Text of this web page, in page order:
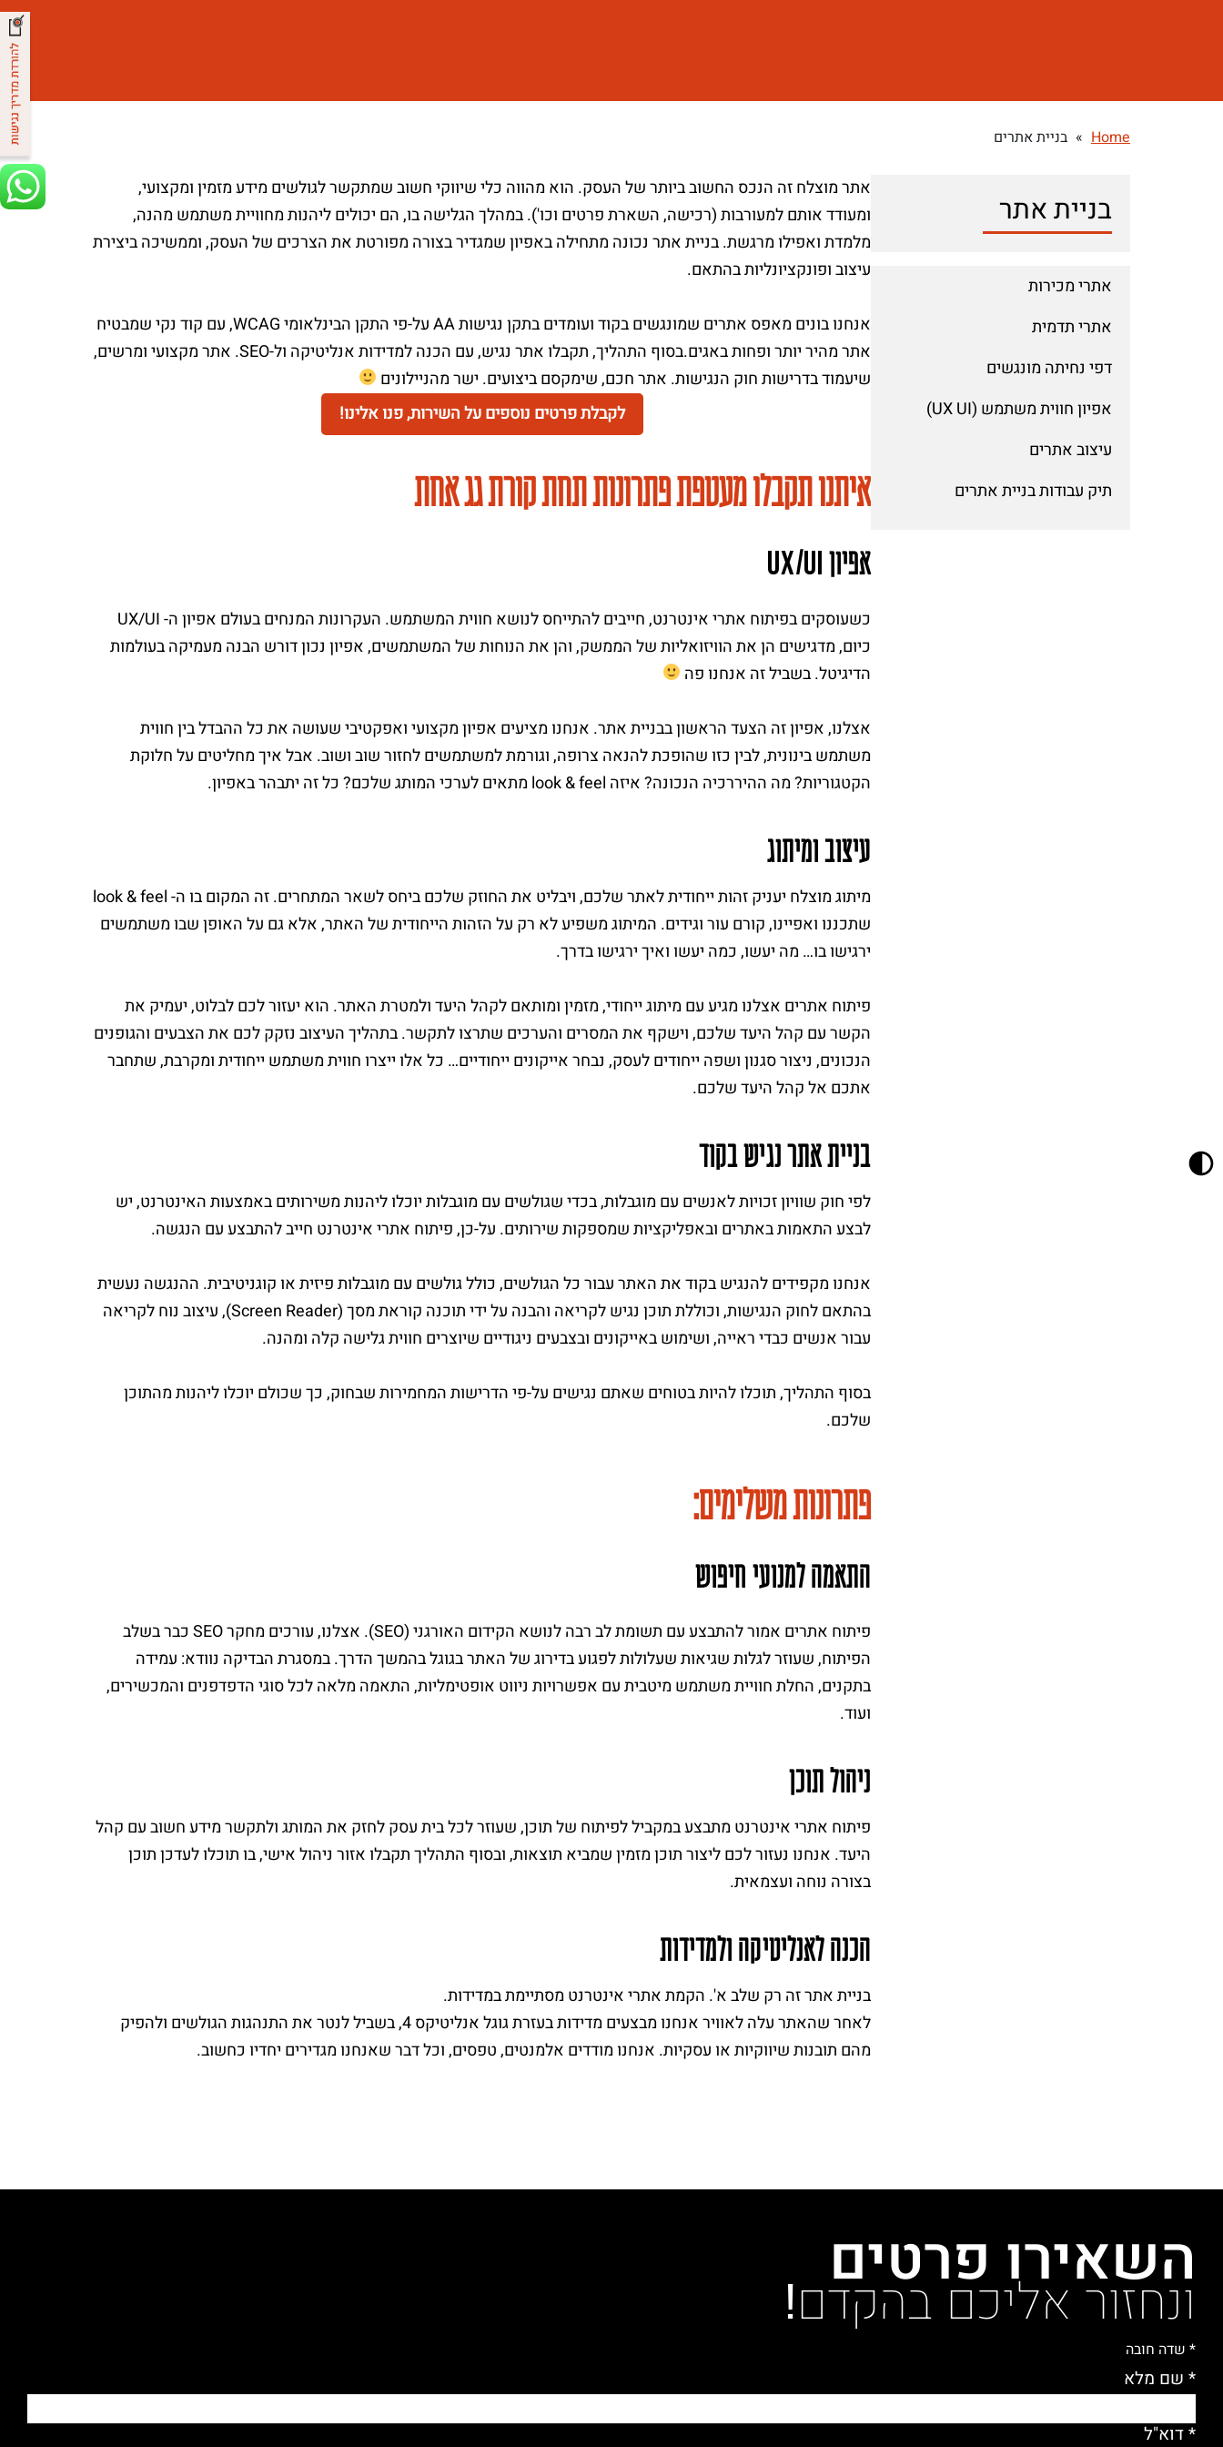
Home
» בניית אתרים
בניית אתר
אתרי מכירות
אתרי תדמית
דפי נחיתה מונגשים
אפיון חווית משתמש (UX UI)
עיצוב אתרים
תיק עבודות בניית אתרים
אתר מוצלח זה הנכס החשוב ביותר של העסק. הוא מהווה כלי שיווקי חשוב שמתקשר לגולשים מידע מזמין ומקצועי,
ומעודד אותם למעורבות (רכישה, השארת פרטים וכו'). במהלך הגלישה בו, הם יכולים ליהנות מחוויית משתמש מהנה,
מלמדת ואפילו מרגשת. בניית אתר נכונה מתחילה באפיון שמגדיר בצורה מפורטת את הצרכים של העסק, וממשיכה ביצירת
עיצוב ופונקציונליות בהתאם.
אנחנו בונים מאפס אתרים שמונגשים בקוד ועומדים בתקן נגישות AA על-פי התקן הבינלאומי WCAG, עם קוד נקי שמבטיח
אתר מהיר יותר ופחות באגים.בסוף התהליך, תקבלו אתר נגיש, עם הכנה למדידות אנליטיקה ול-SEO. אתר מקצועי ומרשים,
שיעמוד בדרישות חוק הנגישות. אתר חכם, שימקסם ביצועים. ישר מהניילונים
לקבלת פרטים נוספים על השירות, פנו אלינו!
איתנו תקבלו מעטפת פתרונות תחת קורת גג אחת
אפיון UX/UI
כשעוסקים בפיתוח אתרי אינטרנט, חייבים להתייחס לנושא חווית המשתמש. העקרונות המנחים בעולם אפיון ה- UX/UI
כיום, מדגישים הן את הוויזואליות של הממשק, והן את הנוחות של המשתמשים, אפיון נכון דורש הבנה מעמיקה בעולמות
הדיגיטל. בשביל זה אנחנו פה
אצלנו, אפיון זה הצעד הראשון בבניית אתר. אנחנו מציעים אפיון מקצועי ואפקטיבי שעושה את כל ההבדל בין חווית
משתמש בינונית, לבין כזו שהופכת להנאה צרופה, וגורמת למשתמשים לחזור שוב ושוב. אבל איך מחליטים על חלוקת
הקטגוריות? מה ההיררכיה הנכונה? איזה look & feel מתאים לערכי המותג שלכם? כל זה יתבהר באפיון.
עיצוב ומיתוג
מיתוג מוצלח יעניק זהות ייחודית לאתר שלכם, ויבליט את החוזק שלכם ביחס לשאר המתחרים. זה המקום בו ה- look & feel
שתכננו ואפיינו, קורם עור וגידים. המיתוג משפיע לא רק על הזהות הייחודית של האתר, אלא גם על האופן שבו משתמשים
ירגישו בו… מה יעשו, כמה יעשו ואיך ירגישו בדרך.
פיתוח אתרים אצלנו מגיע עם מיתוג ייחודי, מזמין ומותאם לקהל היעד ולמטרת האתר. הוא יעזור לכם לבלוט, יעמיק את
הקשר עם קהל היעד שלכם, וישקף את המסרים והערכים שתרצו לתקשר. בתהליך העיצוב נזקק לכם את הצבעים והגופנים
הנכונים, ניצור סגנון ושפה ייחודים לעסק, נבחר אייקונים ייחודיים… כל אלו ייצרו חווית משתמש ייחודית ומקרבת, שתחבר
אתכם אל קהל היעד שלכם.
בניית אתר נגיש בקוד
לפי חוק שוויון זכויות לאנשים עם מוגבלות, בכדי שגולשים עם מוגבלות יוכלו ליהנות משירותים באמצעות האינטרנט, יש
לבצע התאמות באתרים ובאפליקציות שמספקות שירותים. על-כן, פיתוח אתרי אינטרנט חייב להתבצע עם הנגשה.
אנחנו מקפידים להנגיש בקוד את האתר עבור כל הגולשים, כולל גולשים עם מוגבלות פיזית או קוגניטיבית. ההנגשה נעשית
בהתאם לחוק הנגישות, וכוללת תוכן נגיש לקריאה והבנה על ידי תוכנה קוראת מסך (Screen Reader), עיצוב נוח לקריאה
עבור אנשים כבדי ראייה, ושימוש באייקונים ובצבעים ניגודיים שיוצרים חווית גלישה קלה ומהנה.
בסוף התהליך, תוכלו להיות בטוחים שאתם נגישים על-פי הדרישות המחמירות שבחוק, כך שכולם יוכלו ליהנות מהתוכן
שלכם.
פתרונות משלימים:
התאמה למנועי חיפוש
פיתוח אתרים אמור להתבצע עם תשומת לב רבה לנושא הקידום האורגני (SEO). אצלנו, עורכים מחקר SEO כבר בשלב
הפיתוח, שעוזר לגלות שגיאות שעלולות לפגוע בדירוג של האתר בגוגל בהמשך הדרך. במסגרת הבדיקה נוודא: עמידה
בתקנים, החלת חוויית משתמש מיטבית עם אפשרויות ניווט אופטימליות, התאמה מלאה לכל סוגי הדפדפנים והמכשירים,
ועוד.
ניהול תוכן
פיתוח אתרי אינטרנט מתבצע במקביל לפיתוח של תוכן, שעוזר לכל בית עסק לחזק את המותג ולתקשר מידע חשוב עם קהל
היעד. אנחנו נעזור לכם ליצור תוכן מזמין שמביא תוצאות, ובסוף התהליך תקבלו אזור ניהול אישי, בו תוכלו לעדכן תוכן
בצורה נוחה ועצמאית.
הכנה לאנליטיקה ולמדידות
בניית אתר זה רק שלב א'. הקמת אתרי אינטרנט מסתיימת במדידות.
לאחר שהאתר עלה לאוויר אנחנו מבצעים מדידות בעזרת גוגל אנליטיקס 4, בשביל לנטר את התנהגות הגולשים ולהפיק
מהם תובנות שיווקיות או עסקיות. אנחנו מודדים אלמנטים, טפסים, וכל דבר שאנחנו מגדירים יחדיו כחשוב.
השאירו פרטים
ונחזור אליכם בהקדם!
* שדה חובה
* שם מלא
* דוא"ל